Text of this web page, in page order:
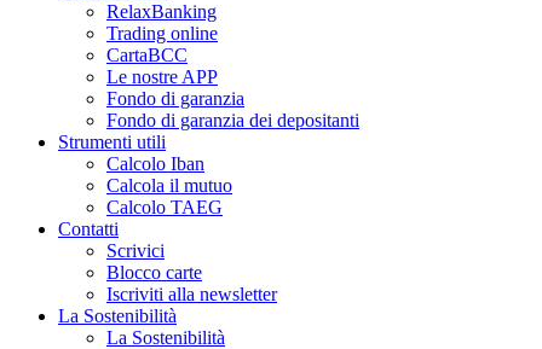
RelaxBanking
Trading online
CartaBCC
Le nostre APP
Fondo di garanzia
Fondo di garanzia dei depositanti
Strumenti utili
Calcolo Iban
Calcola il mutuo
Calcolo TAEG
Contatti
Scrivici
Blocco carte
Iscriviti alla newsletter
La Sostenibilità
La Sostenibilità